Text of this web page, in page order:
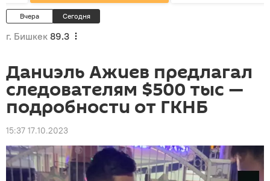
Вчера Сегодня
г. Бишкек 89.3
Даниэль Ажиев предлагал
следователям $500 тыс —
подробности от ГКНБ
15:37 17.10.2023